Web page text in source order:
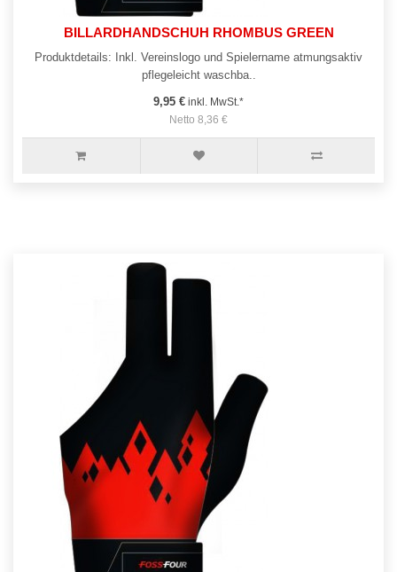
BILLARDHANDSCHUH RHOMBUS GREEN
Produktdetails: Inkl. Vereinslogo und Spielername atmungsaktiv
pflegeleicht waschba..
9,95 € inkl. MwSt.*
Netto 8,36 €